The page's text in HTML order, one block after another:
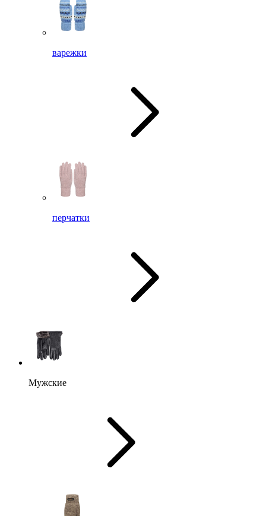
варежки
перчатки
Мужские